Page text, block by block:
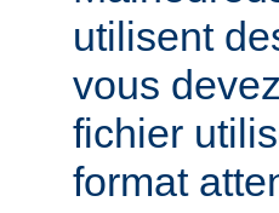
utilisent
vous
fichier
format